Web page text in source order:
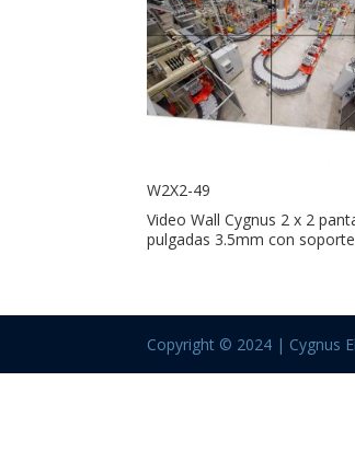
W2X2-49
Video Wall Cygnus 2 x 2
pulgadas 3.5mm con soporte
Copyright © 2024 | Cygnus